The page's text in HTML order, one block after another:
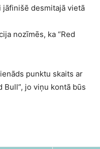
jāfinišē desmitajā vietā
nozīmēs, ka “Red
punktu skaits ar
Bull”, jo viņu kontā būs